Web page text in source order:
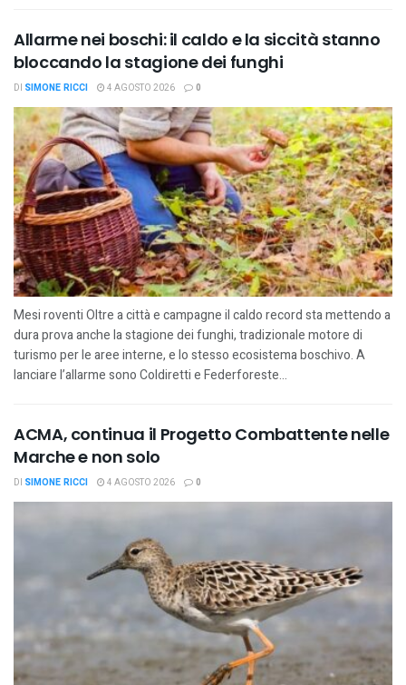
Allarme nei boschi: il caldo e la siccità stanno
bloccando la stagione dei funghi
DI SIMONE RICCI 4 AGOSTO 2026 0
Mesi roventi Oltre a città e campagne il caldo record sta mettendo a
dura prova anche la stagione dei funghi, tradizionale motore di
turismo per le aree interne, e lo stesso ecosistema boschivo. A
lanciare l’allarme sono Coldiretti e Federforeste...
ACMA, continua il Progetto Combattente nelle
Marche e non solo
DI SIMONE RICCI 4 AGOSTO 2026 0